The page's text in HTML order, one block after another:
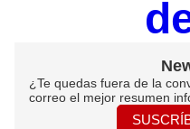
¿Te quedas fuera de la
correo el mejor resumen